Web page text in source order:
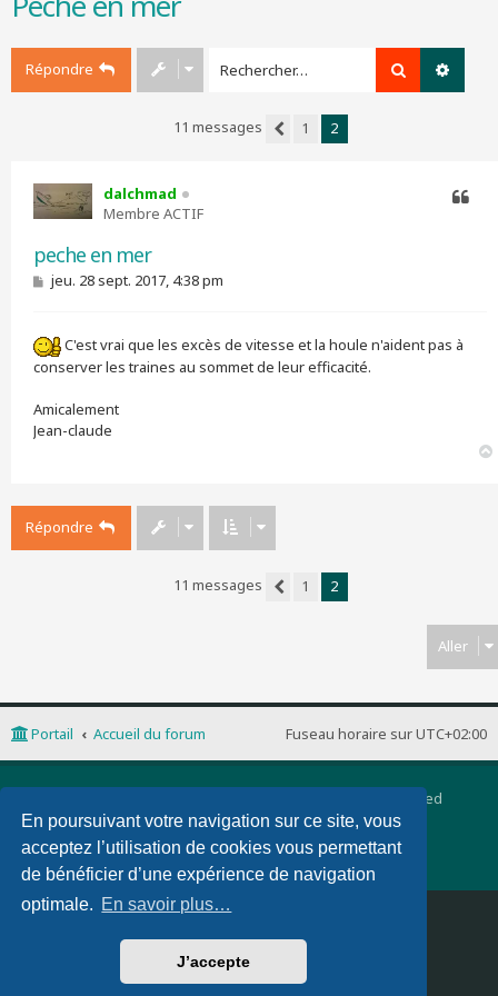
En poursuivant votre navigation sur ce site, vous
acceptez l’utilisation de cookies vous permettant
de bénéficier d’une expérience de navigation
optimale. En savoir plus…
J’accepte
Répondre Rechercher
11 messages
Précédent
1 2
dalchmad
Membre ACTIF
peche en mer
M
e
a
g
e
jeu. 28 sept. 2017, 4:38 pm
C'est vrai que les excès de vitesse et la houle n'aident pas à
conserver les traines au sommet de leur efficacité.
Amicalement
Jean-claude
Répondre
11 messages
Précédent
1 2
Aller
Fuseau horaire surUTC+02:00
Portail Accueil du forum
® Forum Software © phpBB Limited
Traduction française officielle©Qiaeru
phpBB 3 Quarto theme by
PixelGoose Studio
Confidentialité|Conditions